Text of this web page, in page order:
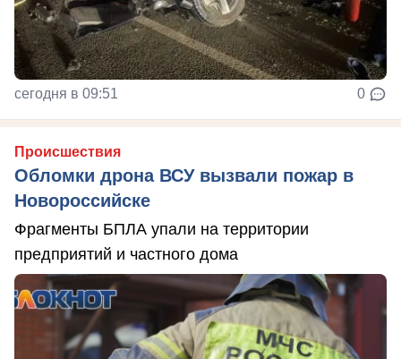
сегодня в 09:51 0
Происшествия
Обломки дрона ВСУ вызвали пожар в
Новороссийске
Фрагменты БПЛА упали на территории
предприятий и частного дома